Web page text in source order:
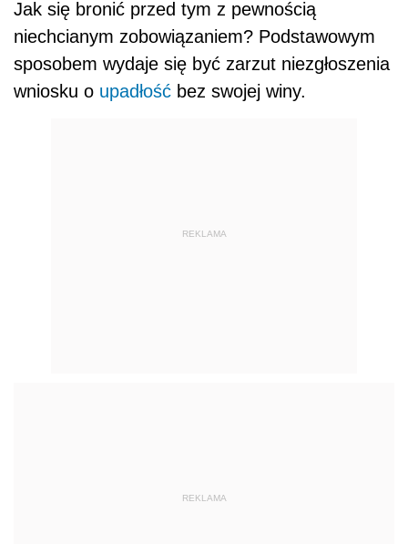
Jak się bronić przed tym z pewnością
niechcianym zobowiązaniem? Podstawowym
sposobem wydaje się być zarzut niezgłoszenia
wniosku o upadłość bez swojej winy.
REKLAMA
REKLAMA